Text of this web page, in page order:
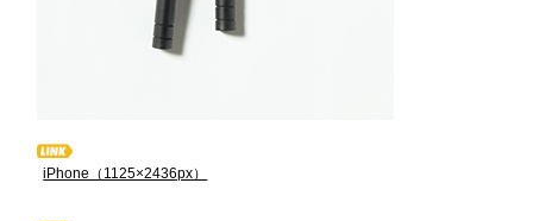
iPhone（1125×2436px）